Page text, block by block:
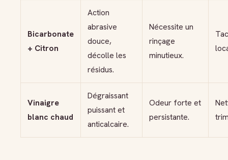
Bicarbonate
+ Citron
Action
abrasive
douce,
décolle les
résidus.
Nécessite un
rinçage
minutieux.
Vinaigre
blanc chaud
Dégraissant
puissant et
anticalcaire.
Odeur forte et
persistante.